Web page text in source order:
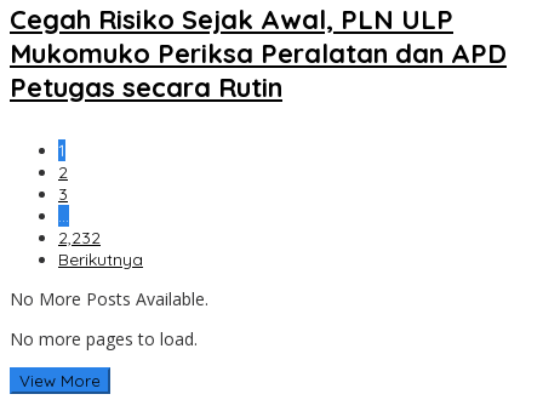
Cegah Risiko Sejak Awal, PLN ULP
Mukomuko Periksa Peralatan dan APD
Petugas secara Rutin
1
2
3
…
2,232
Berikutnya
No More Posts Available.
No more pages to load.
View More